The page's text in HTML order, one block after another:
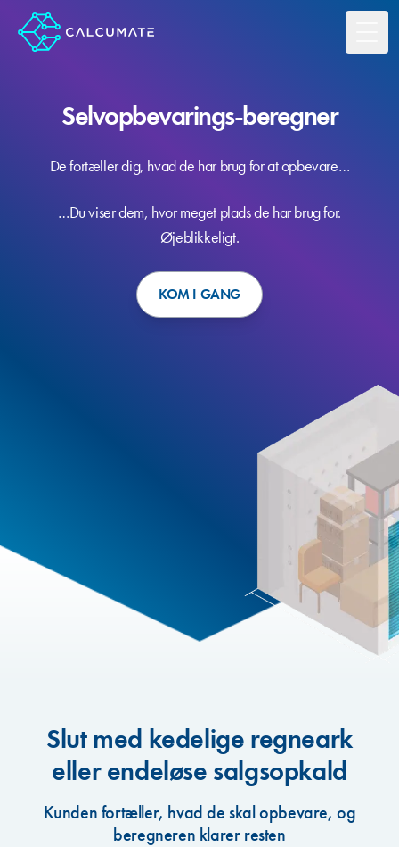
Selvopbevarings-beregner
De fortæller dig, hvad de har brug for at opbevare…
…Du viser dem, hvor meget plads de har brug for.
Øjeblikkeligt.
KOM I GANG
Slut med kedelige regneark
eller endeløse salgsopkald
Kunden fortæller, hvad de skal opbevare, og
beregneren klarer resten